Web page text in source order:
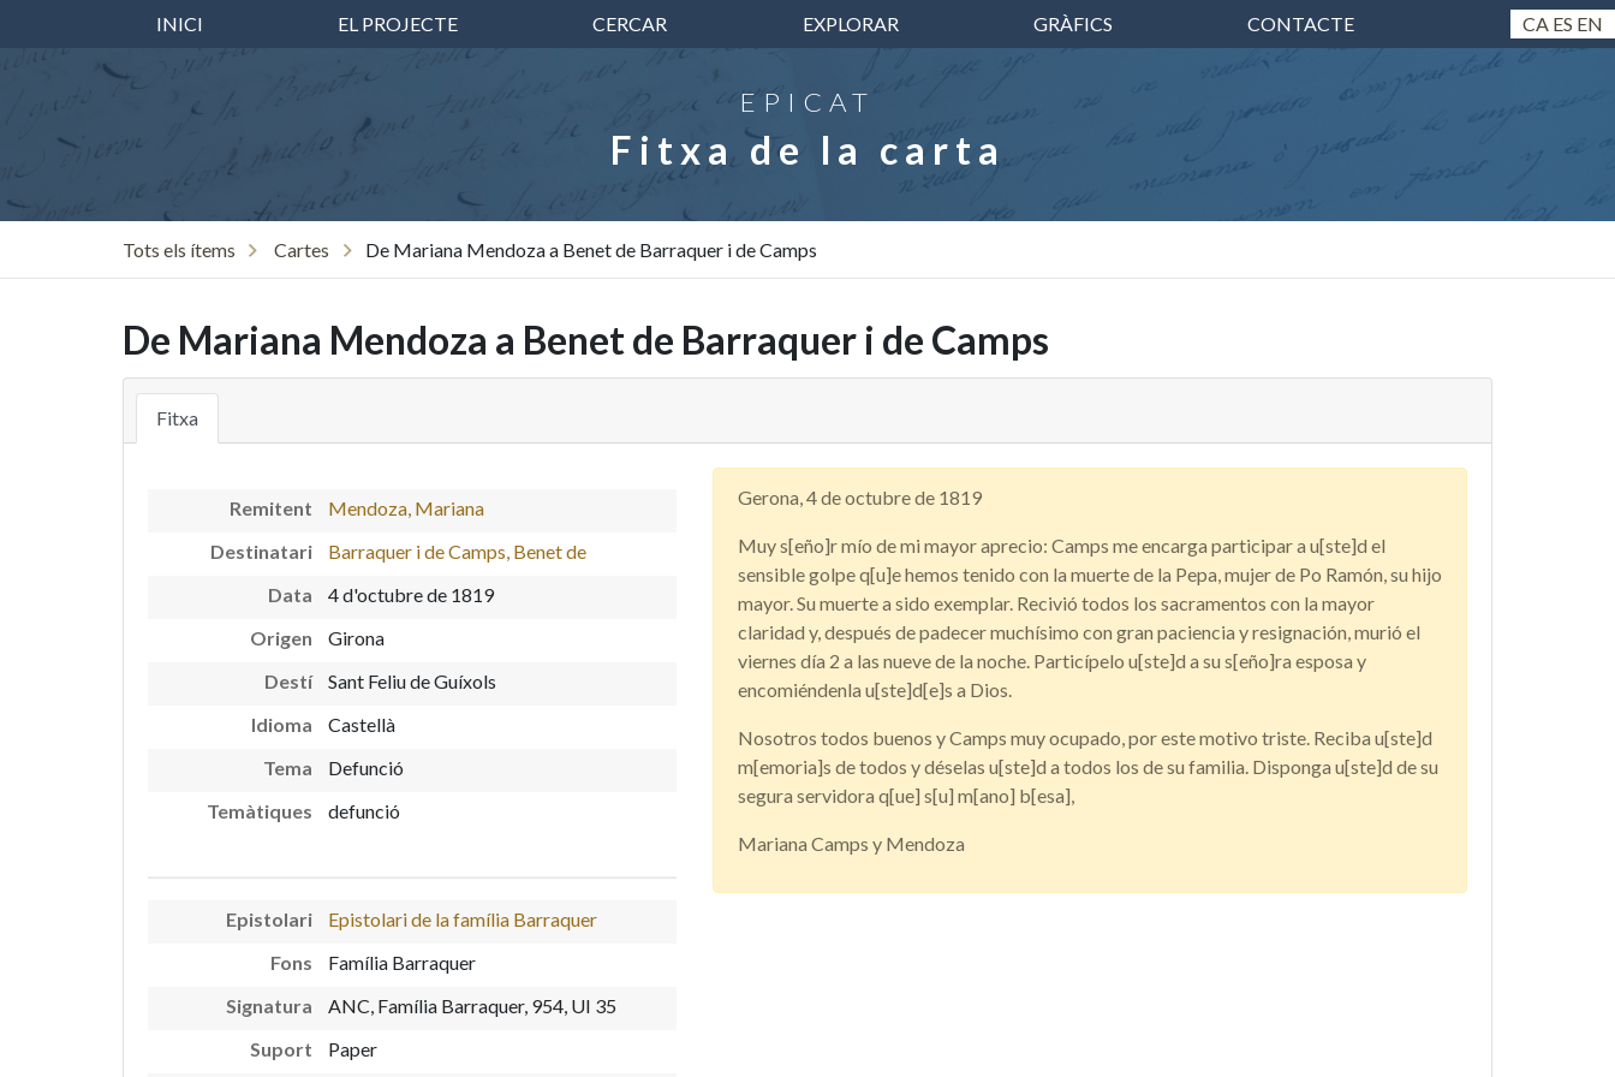
INICI EL PROJECTE CERCAR EXPLORAR GRÀFICS CONTACTE CA ES EN
EPICAT
Fitxa de la carta
Tots els ítems Cartes De Mariana Mendoza a Benet de Barraquer i de Camps
De Mariana Mendoza a Benet de Barraquer i de Camps
Fitxa
Remitent
Mendoza, Mariana
Destinatari
Barraquer i de Camps, Benet de
Data
4 d'octubre de 1819
Origen
Girona
Destí
Sant Feliu de Guíxols
Idioma
Castellà
Tema
Defunció
Temàtiques
defunció
Epistolari
Epistolari de la família Barraquer
Fons
Família Barraquer
Signatura
ANC, Família Barraquer, 954, UI 35
Suport
Paper
Gerona, 4 de octubre de 1819
Muy s[eño]r mío de mi mayor aprecio: Camps me encarga participar a u[ste]d el
sensible golpe q[u]e hemos tenido con la muerte de la Pepa, mujer de Po Ramón, su hijo
mayor. Su muerte a sido exemplar. Recivió todos los sacramentos con la mayor
claridad y, después de padecer muchísimo con gran paciencia y resignación, murió el
viernes día 2 a las nueve de la noche. Particípelo u[ste]d a su s[eño]ra esposa y
encomiéndenla u[ste]d[e]s a Dios.
Nosotros todos buenos y Camps muy ocupado, por este motivo triste. Reciba u[ste]d
m[emoria]s de todos y déselas u[ste]d a todos los de su familia. Disponga u[ste]d de su
segura servidora q[ue] s[u] m[ano] b[esa],
Mariana Camps y Mendoza